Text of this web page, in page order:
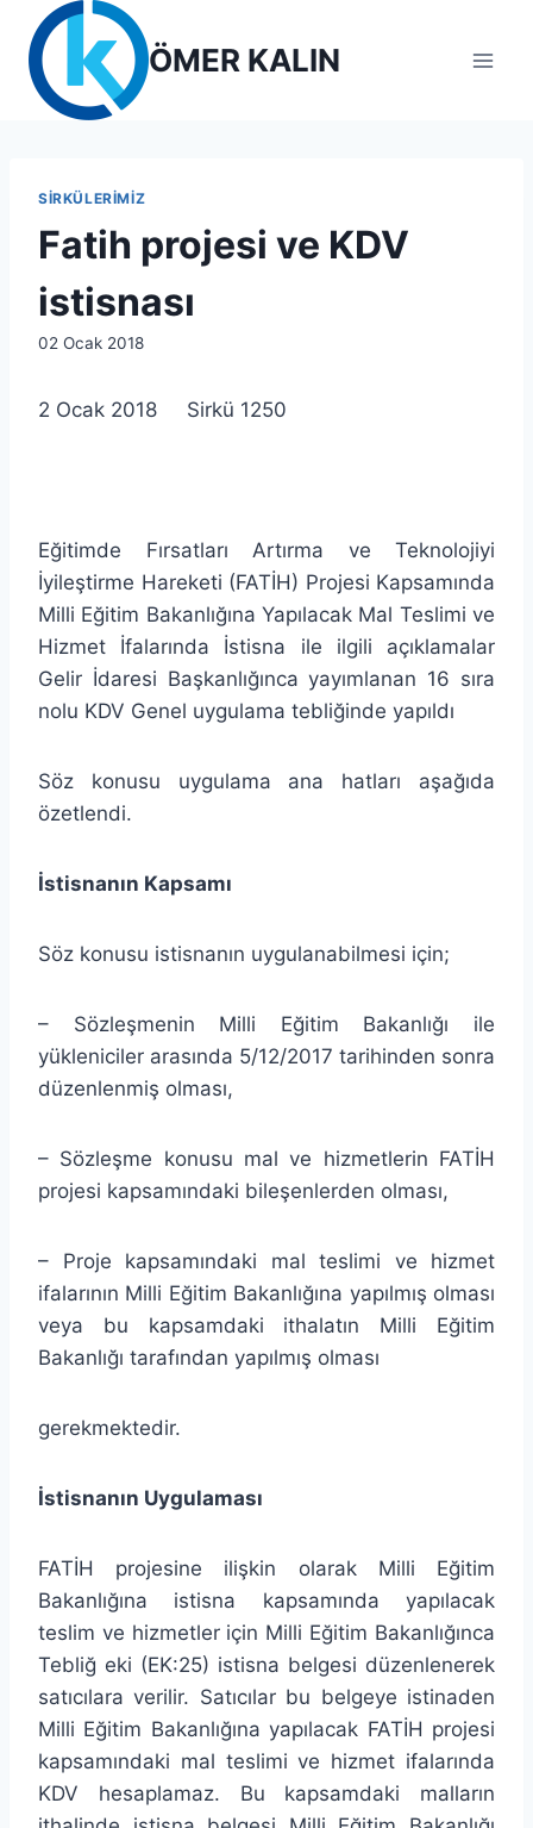
content
ÖMER KALIN
SIRKÜLERIMIZ
Fatih projesi ve KDV
istisnası
By
02 Ocak 2018
2 Ocak 2018 Sirkü 1250
Eğitimde Fırsatları Artırma ve Teknolojiyi
İyileştirme Hareketi (FATİH) Projesi Kapsamında
Milli Eğitim Bakanlığına Yapılacak Mal Teslimi ve
Hizmet İfalarında İstisna ile ilgili açıklamalar
Gelir İdaresi Başkanlığınca yayımlanan 16 sıra
nolu KDV Genel uygulama tebliğinde yapıldı
Söz konusu uygulama ana hatları aşağıda
özetlendi.
İstisnanın Kapsamı
Söz konusu istisnanın uygulanabilmesi için;
– Sözleşmenin Milli Eğitim Bakanlığı ile
yükleniciler arasında 5/12/2017 tarihinden sonra
düzenlenmiş olması,
– Sözleşme konusu mal ve hizmetlerin FATİH
projesi kapsamındaki bileşenlerden olması,
– Proje kapsamındaki mal teslimi ve hizmet
ifalarının Milli Eğitim Bakanlığına yapılmış olması
veya bu kapsamdaki ithalatın Milli Eğitim
Bakanlığı tarafından yapılmış olması
gerekmektedir.
İstisnanın Uygulaması
FATİH projesine ilişkin olarak Milli Eğitim
Bakanlığına istisna kapsamında yapılacak
teslim ve hizmetler için Milli Eğitim Bakanlığınca
Tebliğ eki (EK:25) istisna belgesi düzenlenerek
satıcılara verilir. Satıcılar bu belgeye istinaden
Milli Eğitim Bakanlığına yapılacak FATİH projesi
kapsamındaki mal teslimi ve hizmet ifalarında
KDV hesaplamaz. Bu kapsamdaki malların